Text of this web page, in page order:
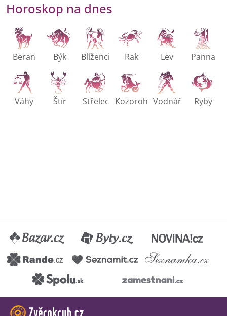
Horoskop na dnes
Beran Býk Blíženci Rak Lev Panna
Váhy Štír Střelec Kozoroh Vodnář Ryby